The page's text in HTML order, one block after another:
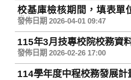
校基庫檢核期間，填表單
業說明
發佈日期 2026-04-01 09:47
115年3月技專校院校務資
發佈日期 2026-02-26 17:00
114學年度中程校務發展計